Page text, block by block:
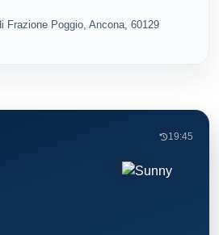
Frazione Poggio, Ancona, 60129
19:45